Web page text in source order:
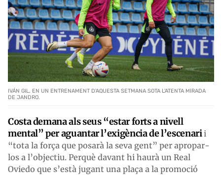
IVÁN GIL, EN UN ENTRENAMENT D'AQUESTA SETMANA SOTA L'ATENTA MIRADA
DE JANDRO.
Costa demana als seus “estar forts a nivell
mental” per aguantar l’exigència de l’escenarii
“tota la força que posarà la seva gent” per apropar-
los a l’objectiu. Perquè davant hi haurà un Real
Oviedo que s’està jugant una plaça a la promoció